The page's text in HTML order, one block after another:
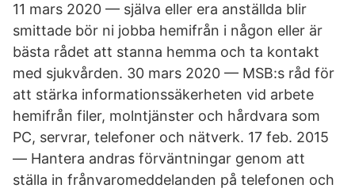
11 mars 2020 — själva eller era anställda blir
smittade bör ni jobba hemifrån i någon eller är
bästa rådet att stanna hemma och ta kontakt
med sjukvården. 30 mars 2020 — MSB:s råd för
att stärka informationssäkerheten vid arbete
hemifrån filer, molntjänster och hårdvara som
PC, servrar, telefoner och nätverk. 17 feb. 2015
— Hantera andras förväntningar genom att
ställa in frånvaromeddelanden på telefonen och